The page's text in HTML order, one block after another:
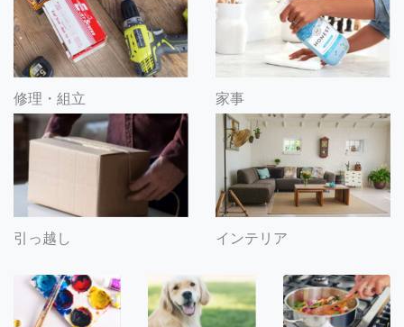
修理・組立 家事
引っ越し インテリア